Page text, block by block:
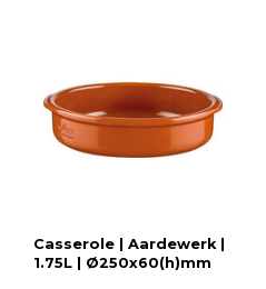
Casserole | Aardewerk |
1.75L | Ø250x60(h)mm